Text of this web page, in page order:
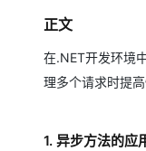
正文
在.NET开发环境中
理多个请求时提
1. 异步方法的应